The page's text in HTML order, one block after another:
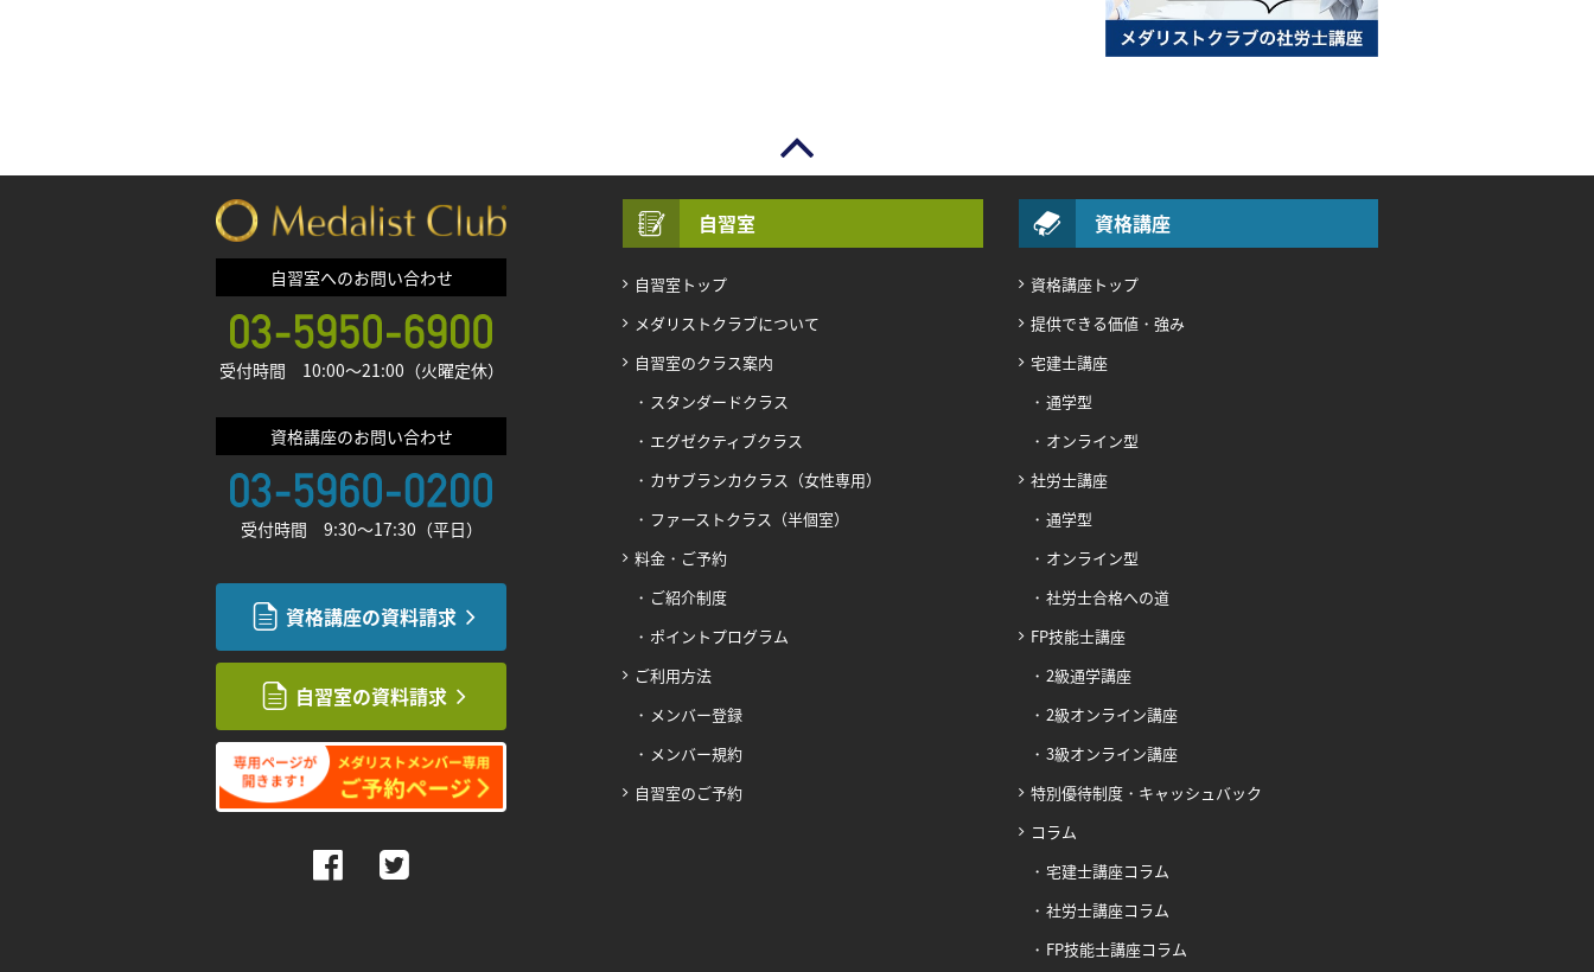
自習室へのお問い合わせ
受付時間 10:00〜21:00（火曜定休）
資格講座のお問い合わせ
受付時間 9:30〜17:30（平日）
資格講座の資料請求
自習室の資料請求
自習室
自習室トップ
メダリストクラブについて
自習室のクラス案内
スタンダードクラス
エグゼクティブクラス
カサブランカクラス（女性専用）
ファーストクラス（半個室）
料金・ご予約
ご紹介制度
ポイントプログラム
ご利用方法
メンバー登録
メンバー規約
自習室のご予約
資格講座
資格講座トップ
提供できる価値・強み
宅建士講座
通学型
オンライン型
社労士講座
通学型
オンライン型
社労士合格への道
FP技能士講座
2級通学講座
2級オンライン講座
3級オンライン講座
特別優待制度・キャッシュバック
コラム
宅建士講座コラム
社労士講座コラム
FP技能士講座コラム